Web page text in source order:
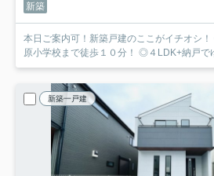
新築
本日ご案内可！新築戸建のここがイチオシ
原小学校まで徒歩１０分！ ◎４LDK+納戸で
新築一戸建